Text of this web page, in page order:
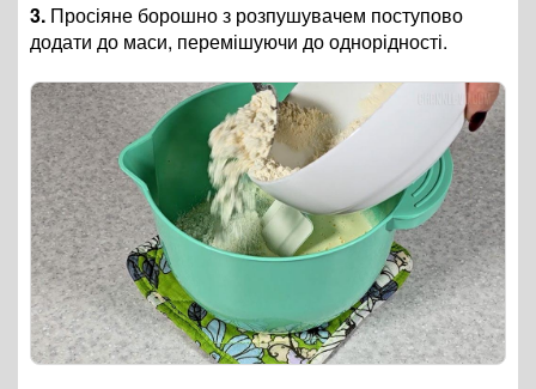
3. Просіяне борошно з розпушувачем поступово
додати до маси, перемішуючи до однорідності.